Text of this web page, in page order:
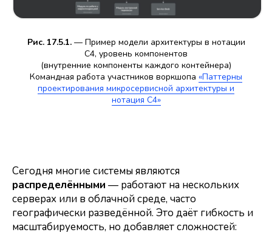
Рис. 17.5.1.— Пример модели архитектуры в нотации
С4, уровень компонентов
(внутренние компоненты каждого контейнера)
Командная работа участников воркшопа «Паттерны
проектирования микросервисной архитектуры и
нотация С4»
Сегодня многие системы являются
распределёнными — работают на нескольких
серверах или в облачной среде, часто
географически разведённой. Это даёт гибкость и
масштабируемость, но добавляет сложностей: